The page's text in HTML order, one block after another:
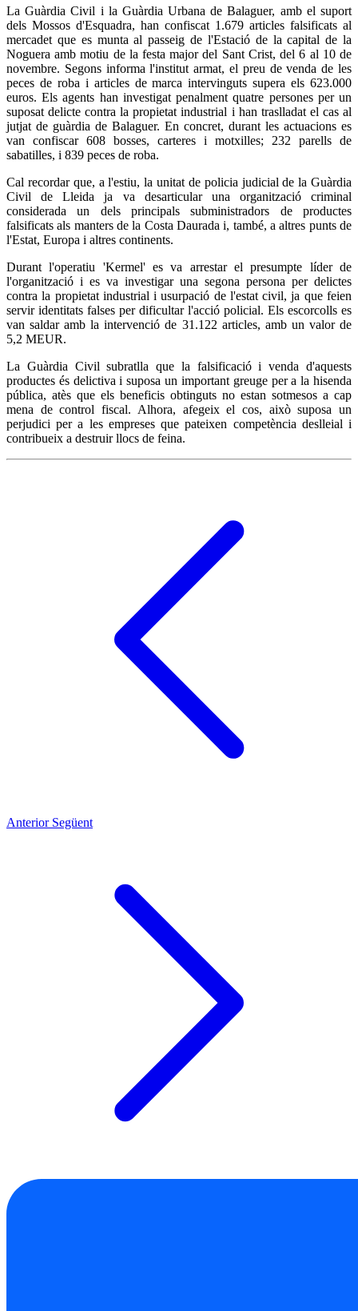
La Guàrdia Civil i la Guàrdia Urbana de Balaguer, amb el suport
dels Mossos d'Esquadra, han confiscat 1.679 articles falsificats al
mercadet que es munta al passeig de l'Estació de la capital de la
Noguera amb motiu de la festa major del Sant Crist, del 6 al 10 de
novembre. Segons informa l'institut armat, el preu de venda de les
peces de roba i articles de marca intervinguts supera els 623.000
euros. Els agents han investigat penalment quatre persones per un
suposat delicte contra la propietat industrial i han traslladat el cas al
jutjat de guàrdia de Balaguer. En concret, durant les actuacions es
van confiscar 608 bosses, carteres i motxilles; 232 parells de
sabatilles, i 839 peces de roba.
Cal recordar que, a l'estiu, la unitat de policia judicial de la Guàrdia
Civil de Lleida ja va desarticular una organització criminal
considerada un dels principals subministradors de productes
falsificats als manters de la Costa Daurada i, també, a altres punts de
l'Estat, Europa i altres continents.
Durant l'operatiu 'Kermel' es va arrestar el presumpte líder de
l'organització i es va investigar una segona persona per delictes
contra la propietat industrial i usurpació de l'estat civil, ja que feien
servir identitats falses per dificultar l'acció policial. Els escorcolls es
van saldar amb la intervenció de 31.122 articles, amb un valor de
5,2 MEUR.
La Guàrdia Civil subratlla que la falsificació i venda d'aquests
productes és delictiva i suposa un important greuge per a la hisenda
pública, atès que els beneficis obtinguts no estan sotmesos a cap
mena de control fiscal. Alhora, afegeix el cos, això suposa un
perjudici per a les empreses que pateixen competència deslleial i
contribueix a destruir llocs de feina.
Anterior Següent